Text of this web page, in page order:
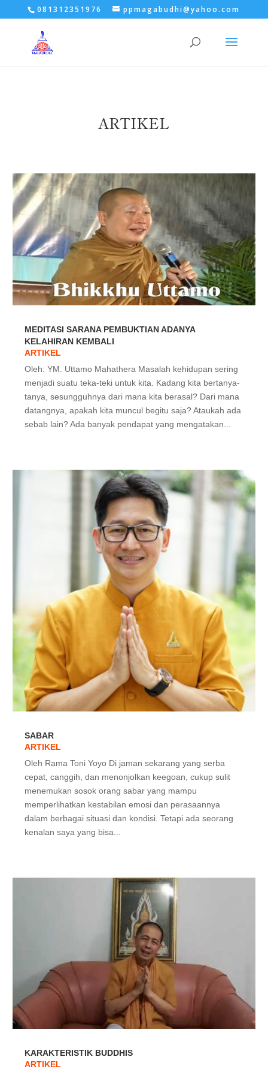
081312351976 ppmagabudhi@yahoo.com
ARTIKEL
MEDITASI SARANA PEMBUKTIAN ADANYA
KELAHIRAN KEMBALI
ARTIKEL
Oleh: YM. Uttamo Mahathera Masalah kehidupan sering
menjadi suatu teka-teki untuk kita. Kadang kita bertanya-
tanya, sesungguhnya dari mana kita berasal? Dari mana
datangnya, apakah kita muncul begitu saja? Ataukah ada
sebab lain? Ada banyak pendapat yang mengatakan...
SABAR
ARTIKEL
Oleh Rama Toni Yoyo Di jaman sekarang yang serba
cepat, canggih, dan menonjolkan keegoan, cukup sulit
menemukan sosok orang sabar yang mampu
memperlihatkan kestabilan emosi dan perasaannya
dalam berbagai situasi dan kondisi. Tetapi ada seorang
kenalan saya yang bisa...
KARAKTERISTIK BUDDHIS
ARTIKEL